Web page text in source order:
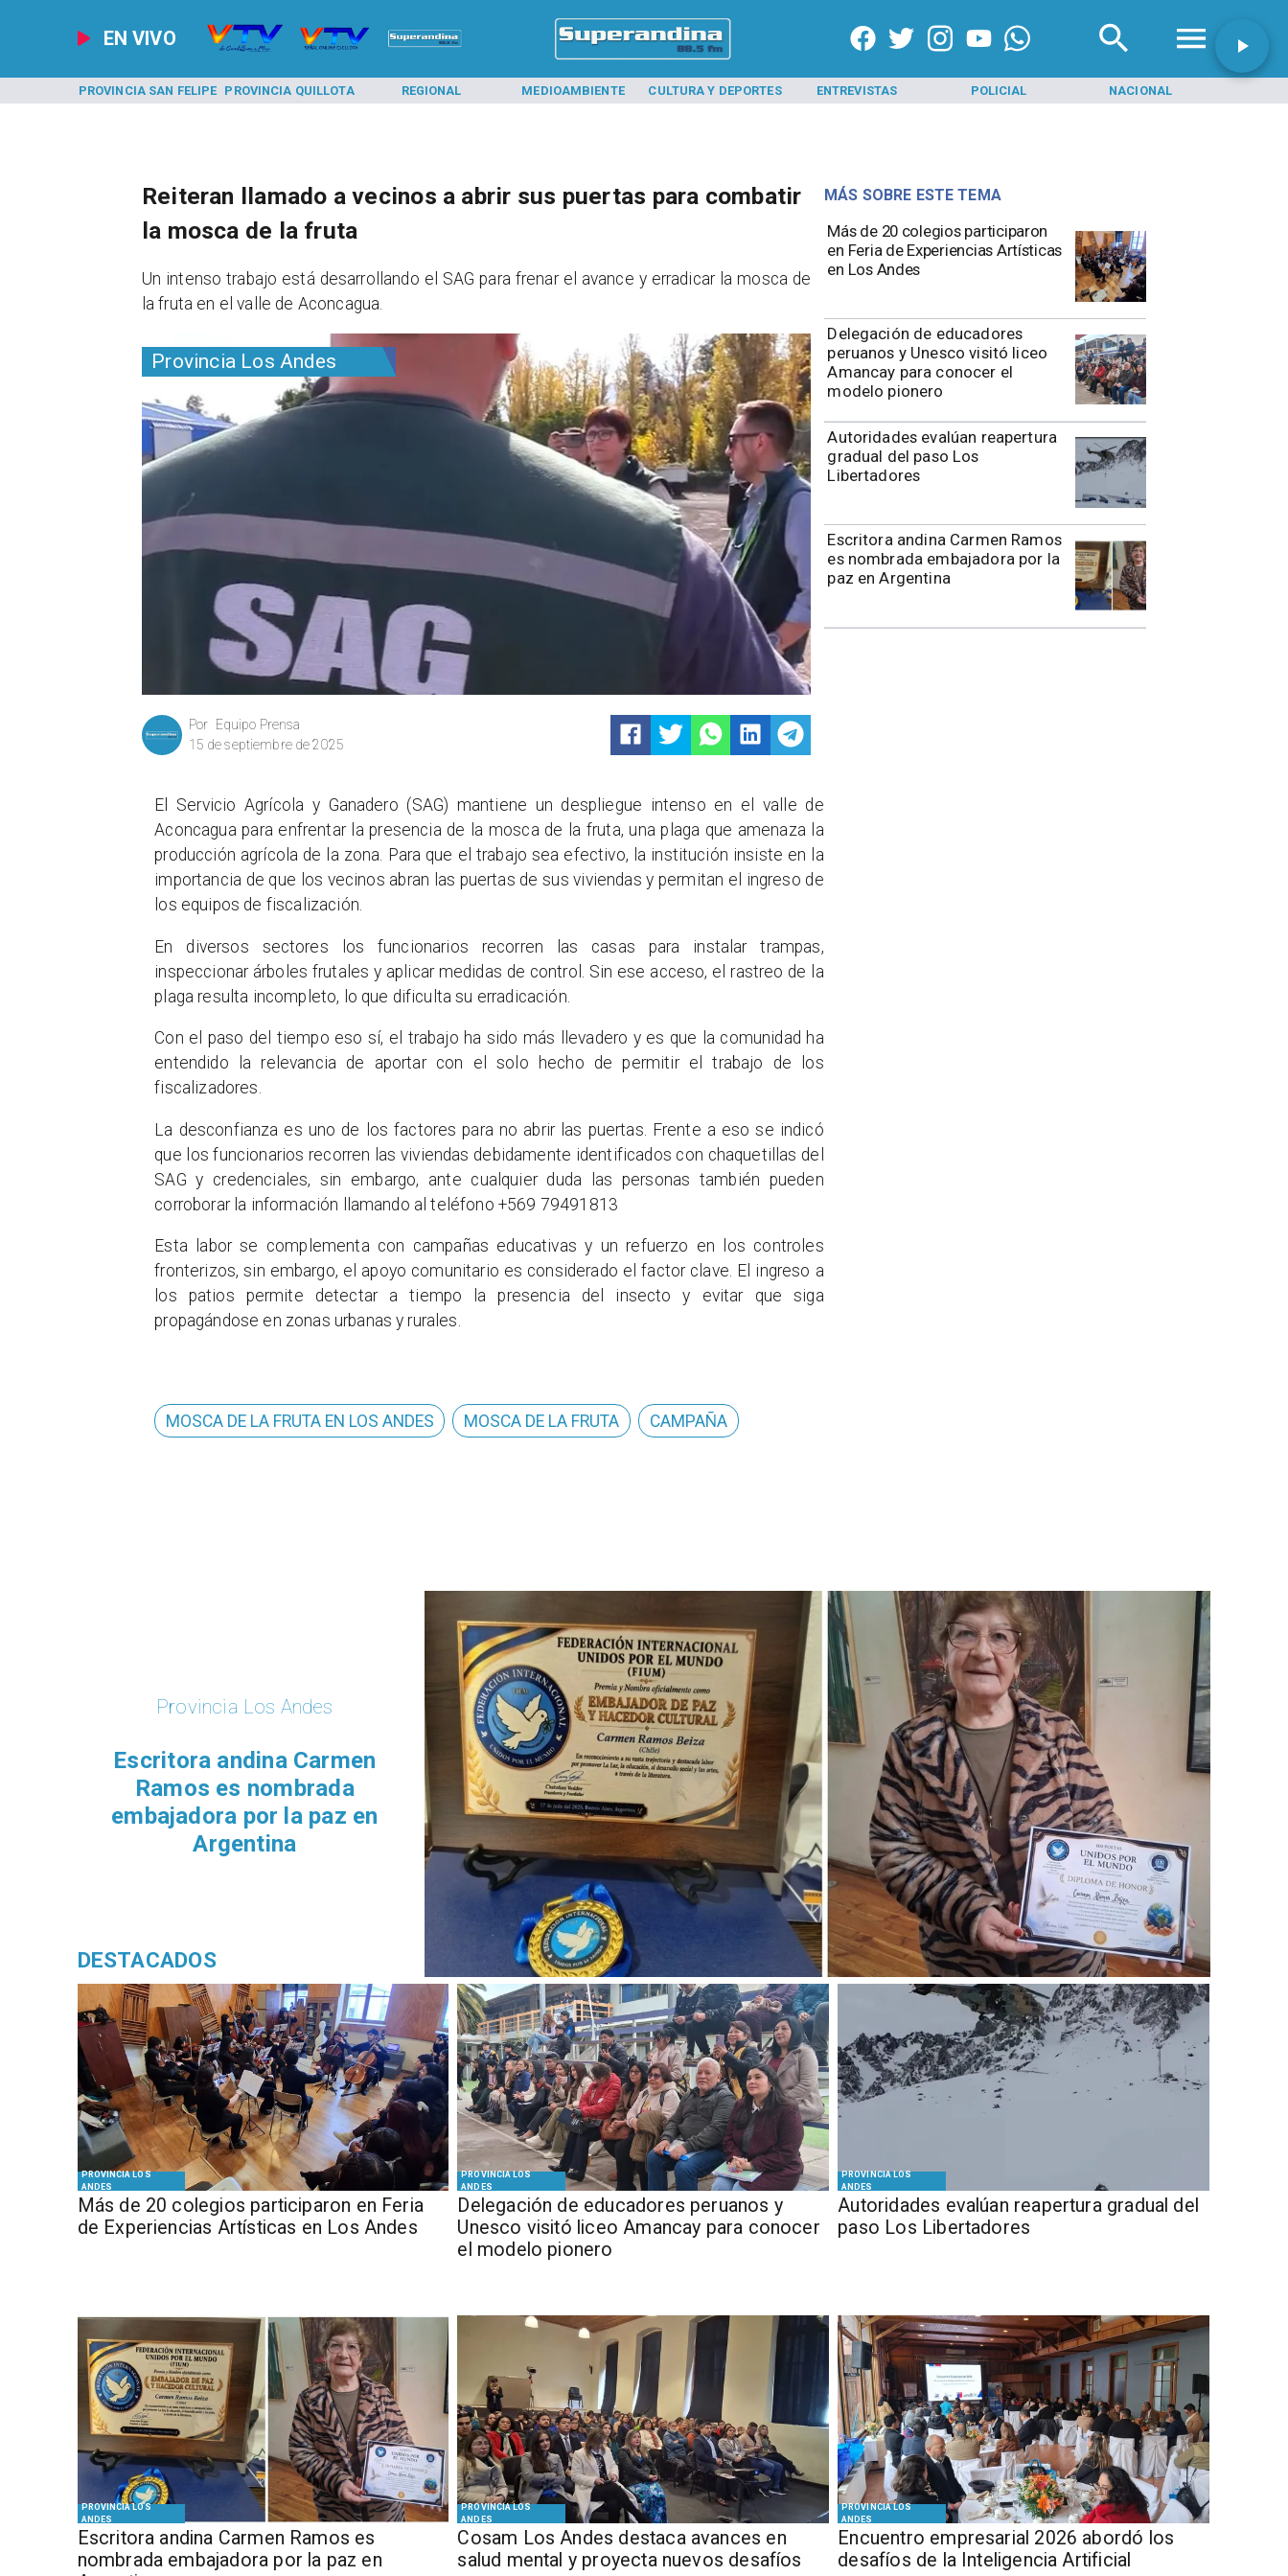
EN VIVO
PROVINCIA SAN FELIPE PROVINCIA QUILLOTA REGIONAL MEDIOAMBIENTE CULTURA Y DEPORTES ENTREVISTAS POLICIAL NACIONAL
Provincia Los Andes
Equipo Prensa
Por
15 de septiembre de 2025
Más de 20 colegios participaron
en Feria de Experiencias Artísticas
en Los Andes
Delegación de educadores
peruanos y Unesco visitó liceo
Amancay para conocer el
modelo pionero
​​Autoridades evalúan reapertura
gradual del paso Los
Libertadores
Escritora andina Carmen Ramos
es nombrada embajadora por la
paz en Argentina
MÁS SOBRE ESTE TEMA
Reiteran llamado a vecinos a abrir sus puertas para combatir
la mosca de la fruta
​Un intenso trabajo está desarrollando el SAG para frenar el avance y erradicar la mosca de
la fruta en el valle de Aconcagua.
El Servicio Agrícola y Ganadero (SAG) mantiene un despliegue intenso en el valle de
Aconcagua para enfrentar la presencia de la mosca de la fruta, una plaga que amenaza la
producción agrícola de la zona. Para que el trabajo sea efectivo, la institución insiste en la
importancia de que los vecinos abran las puertas de sus viviendas y permitan el ingreso de
los equipos de fiscalización.
En diversos sectores los funcionarios recorren las casas para instalar trampas,
inspeccionar árboles frutales y aplicar medidas de control. Sin ese acceso, el rastreo de la
plaga resulta incompleto, lo que dificulta su erradicación.
Con el paso del tiempo eso sí, el trabajo ha sido más llevadero y es que la comunidad ha
entendido la relevancia de aportar con el solo hecho de permitir el trabajo de los
fiscalizadores.
La desconfianza es uno de los factores para no abrir las puertas. Frente a eso se indicó
que los funcionarios recorren las viviendas debidamente identificados con chaquetillas del
SAG y credenciales, sin embargo, ante cualquier duda las personas también pueden
corroborar la información llamando al teléfono +569 79491813
Esta labor se complementa con campañas educativas y un refuerzo en los controles
fronterizos, sin embargo, el apoyo comunitario es considerado el factor clave. El ingreso a
los patios permite detectar a tiempo la presencia del insecto y evitar que siga
propagándose en zonas urbanas y rurales.
MOSCA DE LA FRUTA EN LOS ANDES MOSCA DE LA FRUTA CAMPAÑA
PROVINCIA LOS
ANDES
Más de 20 colegios participaron en Feria
de Experiencias Artísticas en Los Andes
PROVINCIA LOS
ANDES
Delegación de educadores peruanos y
Unesco visitó liceo Amancay para conocer
el modelo pionero
PROVINCIA LOS
ANDES
​​Autoridades evalúan reapertura gradual del
paso Los Libertadores
PROVINCIA LOS
ANDES
Escritora andina Carmen Ramos es
nombrada embajadora por la paz en
PROVINCIA LOS
ANDES
Cosam Los Andes destaca avances en
salud mental y proyecta nuevos desafíos
PROVINCIA LOS
ANDES
Encuentro empresarial 2026 abordó los
desafíos de la Inteligencia Artificial
Provincia Los Andes
Escritora andina Carmen
Ramos es nombrada
embajadora por la paz en
Argentina
DESTACADOS